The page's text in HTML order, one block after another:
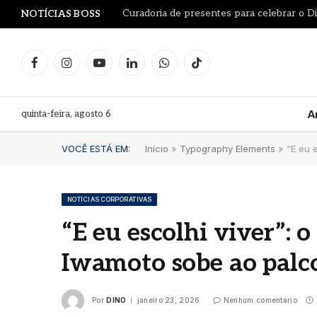
NOTÍCIAS BOSS
FacebookInstagramYouTubeLinkedInWhatsAppTikTok
quinta-feira, agosto 6
VOCÊ ESTÁ EM: Início » Typography Elements » “E eu
NOTÍCIAS CORPORATIVAS
“E eu escolhi viver”:
Iwamoto sobe ao
Por DINO janeiro 23, 2026 Nenhum comentário
Le